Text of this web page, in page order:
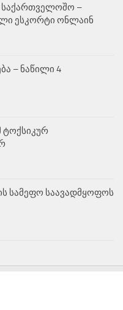
საქართველოშო –
ესკორტი ონლაინ
– ნაწილი 4
ტოქსიკურ
სამეფო საავადმყოფოს